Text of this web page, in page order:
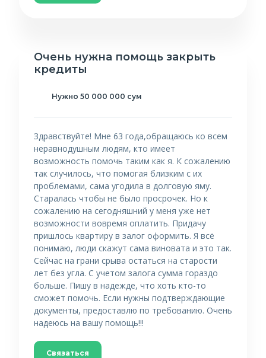
Очень нужна помощь закрыть
кредиты
Нужно 50 000 000 сум
Здравствуйте! Мне 63 года,обращаюсь ко всем
неравнодушным людям, кто имеет
возможность помочь таким как я. К сожалению
так случилось, что помогая близким с их
проблемами, сама угодила в долговую яму.
Старалась чтобы не было просрочек. Но к
сожалению на сегодняшний у меня уже нет
возможности вовремя оплатить. Придачу
пришлось квартиру в залог оформить. Я всё
понимаю, люди скажут сама виновата и это так.
Сейчас на грани срыва остаться на старости
лет без угла. С учетом залога сумма гораздо
больше. Пишу в надежде, что хоть кто-то
сможет помочь. Если нужны подтверждающие
документы, предоставлю по требованию. Очень
надеюсь на вашу помощь!!!
Связаться